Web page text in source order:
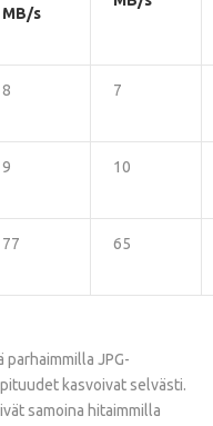
MB/s
8 7
9 10
77 65
JPG-
kasvoivat selvästi.
samoina hitaimmilla